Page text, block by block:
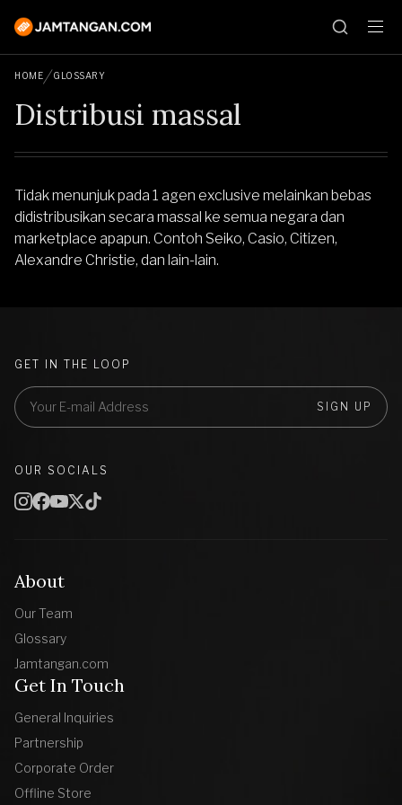
HOME GLOSSARY
Distribusi massal
Tidak menunjuk pada 1 agen exclusive melainkan bebas
didistribusikan secara massal ke semua negara dan
marketplace apapun. Contoh Seiko, Casio, Citizen,
Alexandre Christie, dan lain-lain.
About
Our Team
Glossary
Jamtangan.com
Get In Touch
General Inquiries
Partnership
Corporate Order
Offline Store
GET IN THE LOOP
SIGN UP
OUR SOCIALS